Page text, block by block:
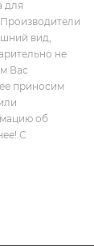
для
вид,
не
Вас
приносим
об
С